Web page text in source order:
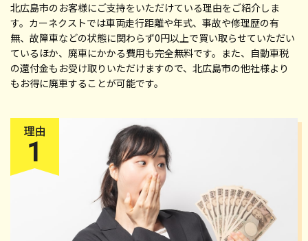
北広島市のお客様にご支持をいただけている理由をご紹介しま
す。カーネクストでは車両走行距離や年式、事故や修理歴の有
無、故障車などの状態に関わらず0円以上で買い取らせていただい
ているほか、廃車にかかる費用も完全無料です。また、自動車税
の還付金もお受け取りいただけますので、北広島市の他社様より
もお得に廃車することが可能です。